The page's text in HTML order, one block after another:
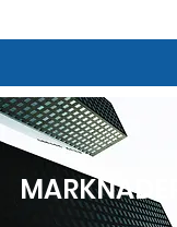
MARKNADER